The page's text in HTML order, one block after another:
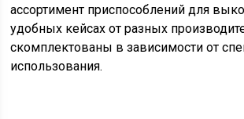
ассортимент приспособлений для
удобных кейсах от разных
скомплектованы в зависимости от
использования.